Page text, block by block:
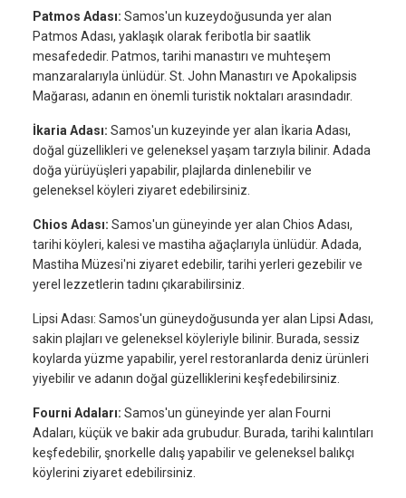
Patmos Adası: Samos'un kuzeydoğusunda yer alan
Patmos Adası, yaklaşık olarak feribotla bir saatlik
mesafededir. Patmos, tarihi manastırı ve muhteşem
manzaralarıyla ünlüdür. St. John Manastırı ve Apokalipsis
Mağarası, adanın en önemli turistik noktaları arasındadır.
İkaria Adası: Samos'un kuzeyinde yer alan İkaria Adası,
doğal güzellikleri ve geleneksel yaşam tarzıyla bilinir. Adada
doğa yürüyüşleri yapabilir, plajlarda dinlenebilir ve
geleneksel köyleri ziyaret edebilirsiniz.
Chios Adası: Samos'un güneyinde yer alan Chios Adası,
tarihi köyleri, kalesi ve mastiha ağaçlarıyla ünlüdür. Adada,
Mastiha Müzesi'ni ziyaret edebilir, tarihi yerleri gezebilir ve
yerel lezzetlerin tadını çıkarabilirsiniz.
Lipsi Adası: Samos'un güneydoğusunda yer alan Lipsi Adası,
sakin plajları ve geleneksel köyleriyle bilinir. Burada, sessiz
koylarda yüzme yapabilir, yerel restoranlarda deniz ürünleri
yiyebilir ve adanın doğal güzelliklerini keşfedebilirsiniz.
Fourni Adaları: Samos'un güneyinde yer alan Fourni
Adaları, küçük ve bakir ada grubudur. Burada, tarihi kalıntıları
keşfedebilir, şnorkelle dalış yapabilir ve geleneksel balıkçı
köylerini ziyaret edebilirsiniz.